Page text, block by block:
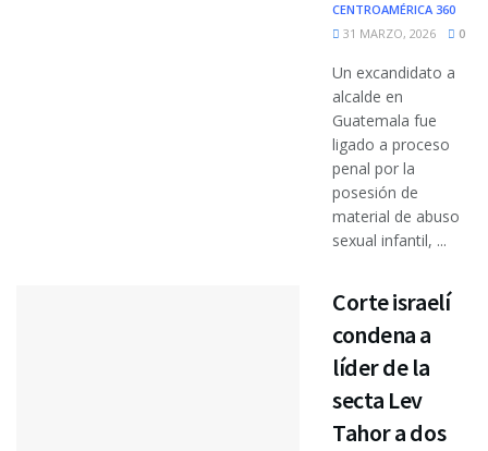
CENTROAMÉRICA 360
31 MARZO, 2026
0
Un excandidato a
alcalde en
Guatemala fue
ligado a proceso
penal por la
posesión de
material de abuso
sexual infantil, ...
Corte israelí
condena a
líder de la
secta Lev
Tahor a dos